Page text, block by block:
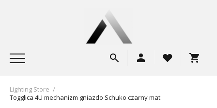
Lighting Store /
Togglica 4U mechanizm gniazdo Schuko czarny mat